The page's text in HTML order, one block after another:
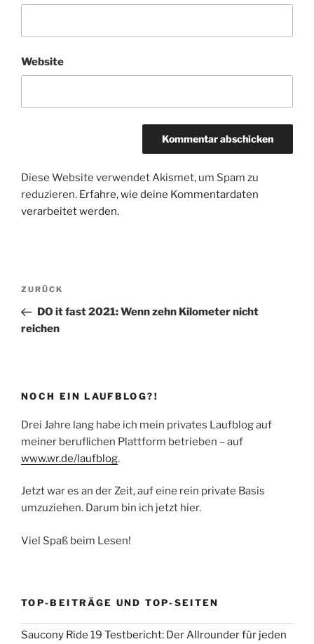
Website
Diese Website verwendet Akismet, um Spam zu
reduzieren. Erfahre, wie deine Kommentardaten
verarbeitet werden.
Beitragsnavigation
Vorheriger
Beitrag
ZURÜCK
DO it fast 2021: Wenn zehn Kilometer nicht
reichen
NOCH EIN LAUFBLOG?!
Drei Jahre lang habe ich mein privates Laufblog auf
meiner beruflichen Plattform betrieben – auf
www.wr.de/laufblog.
Jetzt war es an der Zeit, auf eine rein private Basis
umzuziehen. Darum bin ich jetzt hier.
Viel Spaß beim Lesen!
TOP-BEITRÄGE UND TOP-SEITEN
Saucony Ride 19 Testbericht: Der Allrounder für jeden